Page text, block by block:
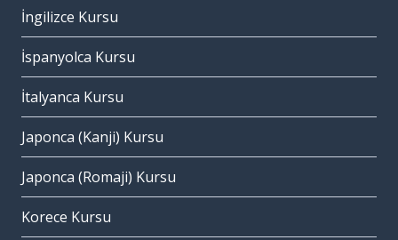
İngilizce Kursu
İspanyolca Kursu
İtalyanca Kursu
Japonca (Kanji) Kursu
Japonca (Romaji) Kursu
Korece Kursu